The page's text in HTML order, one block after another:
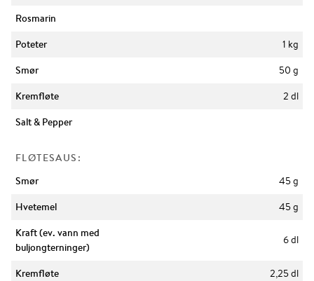
Rosmarin
Poteter
1 kg
Smør
50 g
Kremfløte
2 dl
Salt & Pepper
FLØTESAUS:
Smør
45 g
Hvetemel
45 g
Kraft (ev. vann med
buljongterninger)
6 dl
Kremfløte
2,25 dl